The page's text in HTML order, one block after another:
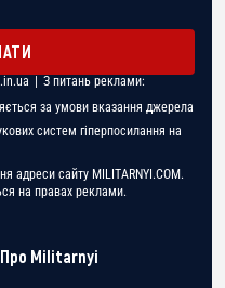
| З питань реклами:
за умови вказання джерела
систем гіперпосилання на
адреси сайту MILITARNYI.COM.
на правах реклами.
Про Militarnyi